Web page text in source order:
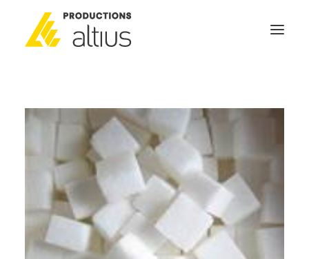
À PROPOS
NOS SERVICES
POURQUOI INVESTIR
GÉNÉRATEURS DE NOUVELLES
NOUS JOINDRE